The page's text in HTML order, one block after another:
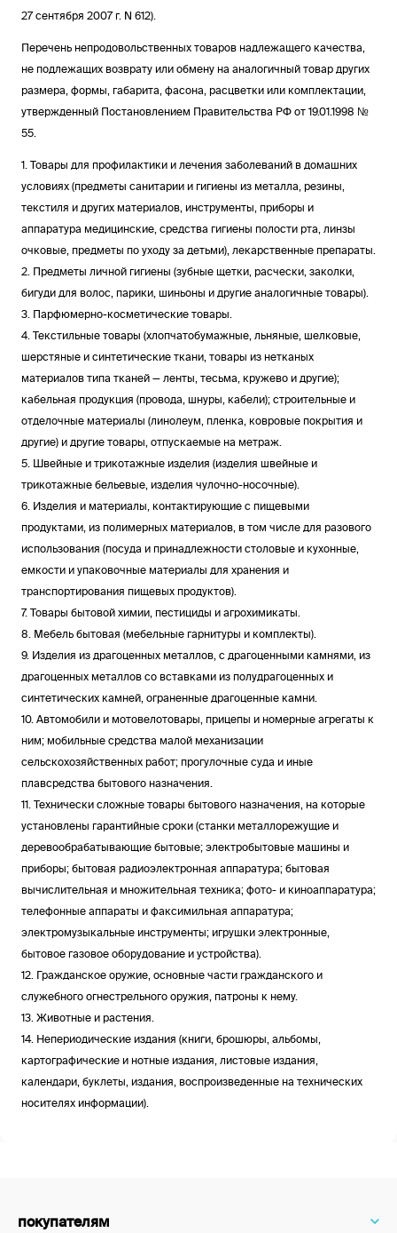
27 сентября 2007 г. N 612).
Перечень непродовольственных товаров надлежащего качества,
не подлежащих возврату или обмену на аналогичный товар других
размера, формы, габарита, фасона, расцветки или комплектации,
утвержденный Постановлением Правительства РФ от 19.01.1998 №
55.
1. Товары для профилактики и лечения заболеваний в домашних
условиях (предметы санитарии и гигиены из металла, резины,
текстиля и других материалов, инструменты, приборы и
аппаратура медицинские, средства гигиены полости рта, линзы
очковые, предметы по уходу за детьми), лекарственные препараты.
2. Предметы личной гигиены (зубные щетки, расчески, заколки,
бигуди для волос, парики, шиньоны и другие аналогичные товары).
3. Парфюмерно-косметические товары.
4. Текстильные товары (хлопчатобумажные, льняные, шелковые,
шерстяные и синтетические ткани, товары из нетканых
материалов типа тканей — ленты, тесьма, кружево и другие);
кабельная продукция (провода, шнуры, кабели); строительные и
отделочные материалы (линолеум, пленка, ковровые покрытия и
другие) и другие товары, отпускаемые на метраж.
5. Швейные и трикотажные изделия (изделия швейные и
трикотажные бельевые, изделия чулочно-носочные).
6. Изделия и материалы, контактирующие с пищевыми
продуктами, из полимерных материалов, в том числе для разового
использования (посуда и принадлежности столовые и кухонные,
емкости и упаковочные материалы для хранения и
транспортирования пищевых продуктов).
7. Товары бытовой химии, пестициды и агрохимикаты.
8. Мебель бытовая (мебельные гарнитуры и комплекты).
9. Изделия из драгоценных металлов, с драгоценными камнями, из
драгоценных металлов со вставками из полудрагоценных и
синтетических камней, ограненные драгоценные камни.
10. Автомобили и мотовелотовары, прицепы и номерные агрегаты к
ним; мобильные средства малой механизации
сельскохозяйственных работ; прогулочные суда и иные
плавсредства бытового назначения.
11. Технически сложные товары бытового назначения, на которые
установлены гарантийные сроки (станки металлорежущие и
деревообрабатывающие бытовые; электробытовые машины и
приборы; бытовая радиоэлектронная аппаратура; бытовая
вычислительная и множительная техника; фото- и киноаппаратура;
телефонные аппараты и факсимильная аппаратура;
электромузыкальные инструменты; игрушки электронные,
бытовое газовое оборудование и устройства).
12. Гражданское оружие, основные части гражданского и
служебного огнестрельного оружия, патроны к нему.
13. Животные и растения.
14. Непериодические издания (книги, брошюры, альбомы,
картографические и нотные издания, листовые издания,
календари, буклеты, издания, воспроизведенные на технических
носителях информации).
покупателям